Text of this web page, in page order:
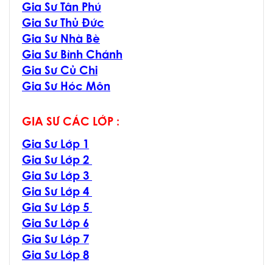
Gia Sư Tân Phú
Gia Sư Thủ Đức
Gia Sư Nhà Bè
Gia Sư Bình Chánh
Gia Sư Củ Chi
Gia Sư Hóc Môn
GIA SƯ CÁC LỚP :
Gia Sư Lớp 1
Gia Sư Lớp 2
Gia Sư Lớp 3
Gia Sư Lớp 4
Gia Sư Lớp 5
Gia Sư Lớp 6
Gia Sư Lớp 7
Gia Sư Lớp 8